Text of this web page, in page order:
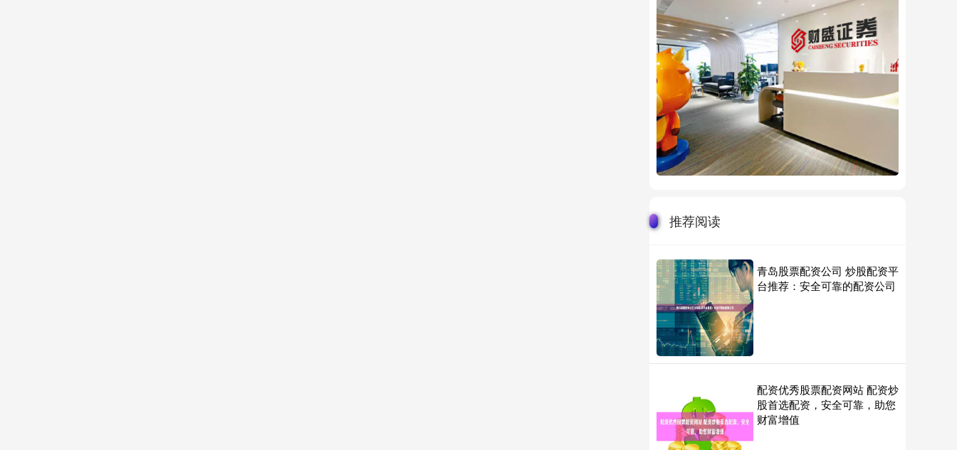
推荐阅读
青岛股票配资公司 炒股配资平
台推荐：安全可靠的配资公司
配资优秀股票配资网站 配资炒
股首选配资，安全可靠，助您
财富增值